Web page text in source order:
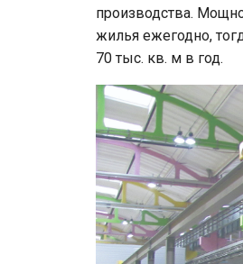
производства.
жилья ежегодно,
70 тыс. кв. м в год.